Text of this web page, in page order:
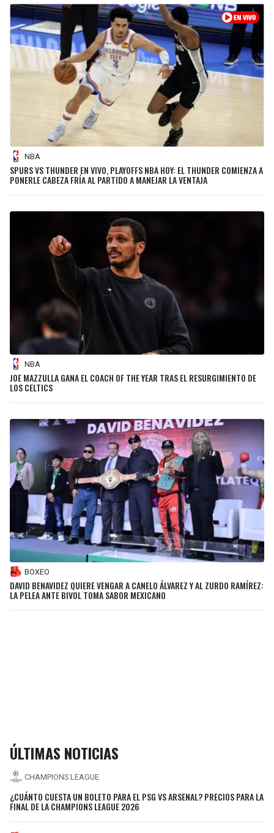
NBA
SPURS VS THUNDER EN VIVO, PLAYOFFS NBA HOY: EL THUNDER COMIENZA A
PONERLE CABEZA FRÍA AL PARTIDO A MANEJAR LA VENTAJA
NBA
JOE MAZZULLA GANA EL COACH OF THE YEAR TRAS EL RESURGIMIENTO DE
LOS CELTICS
BOXEO
DAVID BENAVIDEZ QUIERE VENGAR A CANELO ÁLVAREZ Y AL ZURDO RAMÍREZ:
LA PELEA ANTE BIVOL TOMA SABOR MEXICANO
ÚLTIMAS NOTICIAS
CHAMPIONS LEAGUE
¿CUÁNTO CUESTA UN BOLETO PARA EL PSG VS ARSENAL? PRECIOS PARA LA
FINAL DE LA CHAMPIONS LEAGUE 2026